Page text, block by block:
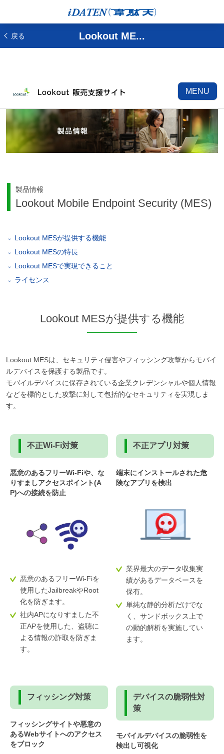
戻る Lookout ME...
MENU
製品情報
Lookout Mobile Endpoint Security (MES)
Lookout MESが提供する機能
Lookout MESの特長
Lookout MESで実現できること
ライセンス
Lookout MESが提供する機能
Lookout MESは、セキュリティ侵害やフィッシング攻撃からモバイ
ルデバイスを保護する製品です。
モバイルデバイスに保存されている企業クレデンシャルや個人情報
などを標的とした攻撃に対して包括的なセキュリティを実現しま
す。
不正Wi-Fi対策
悪意のあるフリーWi-Fiや、な
りすましアクセスポイント(A
P)への接続を防止
悪意のあるフリーWi-Fiを
使用したJailbreakやRoot
化を防ぎます。
社内APになりすました不
正APを使用した、盗聴に
よる情報の詐取を防ぎま
す。
不正アプリ対策
端末にインストールされた危
険なアプリを検出
業界最大のデータ収集実
績があるデータベースを
保有。
単純な静的分析だけでな
く、サンドボックス上で
の動的解析を実施してい
ます。
フィッシング対策
フィッシングサイトや悪意の
あるWebサイトへのアクセス
をブロック
デバイスの脆弱性対
策
モバイルデバイスの脆弱性を
検出し可視化